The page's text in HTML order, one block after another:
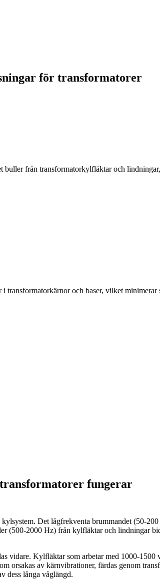
för transformatorer
från transformatorkylfläktar och
och baser, vilket
fungerar
Det lågfrekventa brummandet (50-
2000 Hz) från kylfläktar och lindningar
vidare. Kylfläktar som arbetar med 1000-
orsakas av kärnvibrationer, färdas genom
dess långa våglängd.